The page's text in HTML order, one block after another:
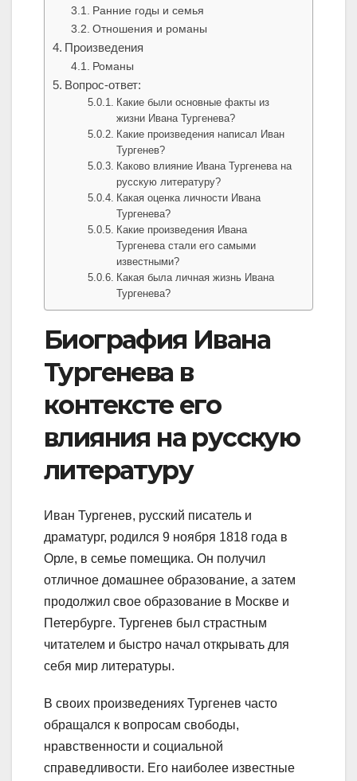
Ранние годы и семья
Отношения и романы
Произведения
Романы
Вопрос-ответ:
Какие были основные факты из
жизни Ивана Тургенева?
Какие произведения написал Иван
Тургенев?
Каково влияние Ивана Тургенева на
русскую литературу?
Какая оценка личности Ивана
Тургенева?
Какие произведения Ивана
Тургенева стали его самыми
известными?
Какая была личная жизнь Ивана
Тургенева?
Биография Ивана
Тургенева в
контексте его
влияния на русскую
литературу
Иван Тургенев, русский писатель и
драматург, родился 9 ноября 1818 года в
Орле, в семье помещика. Он получил
отличное домашнее образование, а затем
продолжил свое образование в Москве и
Петербурге. Тургенев был страстным
читателем и быстро начал открывать для
себя мир литературы.
В своих произведениях Тургенев часто
обращался к вопросам свободы,
нравственности и социальной
справедливости. Его наиболее известные